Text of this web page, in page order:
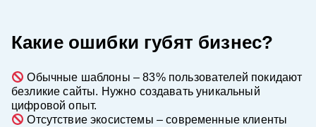
Какие ошибки губят бизнес?
Обычные шаблоны – 83% пользователей покидают
безликие сайты. Нужно создавать уникальный
цифровой опыт.
Отсутствие экосистемы – современные клиенты